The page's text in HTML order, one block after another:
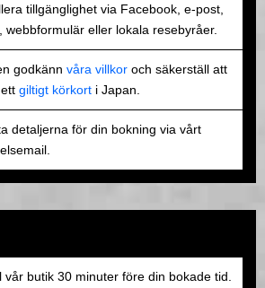
tillgänglighet via Facebook, e-post,
webbformulär eller lokala resebyråer.
godkänn våra villkor och säkerställ att
giltigt körkort i Japan.
detaljerna för din bokning via vårt
vår butik 30 minuter före din bokade tid.